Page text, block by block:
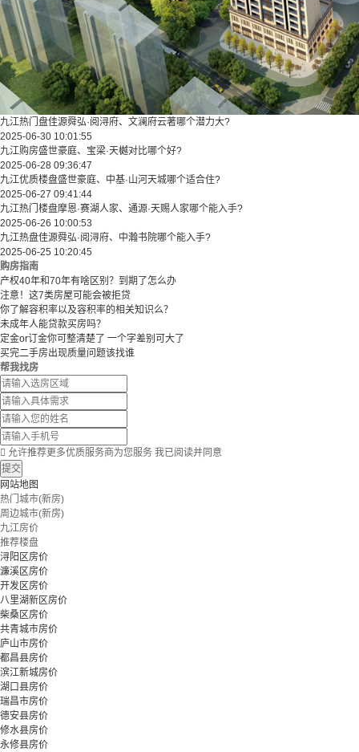
九江热门盘佳源舜弘·阅浔府、文澜府云著哪个潜力大?
2025-06-30 10:01:55
九江购房盛世豪庭、宝梁·天樾对比哪个好?
2025-06-28 09:36:47
九江优质楼盘盛世豪庭、中基·山河天城哪个适合住?
2025-06-27 09:41:44
九江热门楼盘摩恩·赛湖人家、通源·天赐人家哪个能入手?
2025-06-26 10:00:53
九江热盘佳源舜弘·阅浔府、中瀚书院哪个能入手?
2025-06-25 10:20:45
购房指南
产权40年和70年有啥区别？到期了怎么办
注意！这7类房屋可能会被拒贷
你了解容积率以及容积率的相关知识么？
未成年人能贷款买房吗？
定金or订金你可整清楚了 一个字差别可大了
买完二手房出现质量问题该找谁
帮我找房
 允许推荐更多优质服务商为您服务 我已阅读并同意
提交
网站地图
热门城市(新房)
周边城市(新房)
九江房价
推荐楼盘
浔阳区房价
濂溪区房价
开发区房价
八里湖新区房价
柴桑区房价
共青城市房价
庐山市房价
都昌县房价
滨江新城房价
湖口县房价
瑞昌市房价
德安县房价
修水县房价
永修县房价